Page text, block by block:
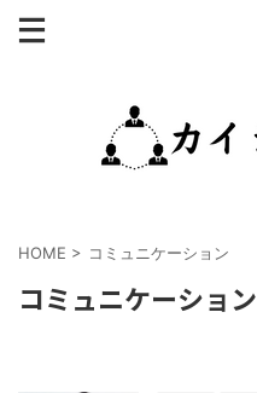
HOME > コミュニケーション
コミュニケーション